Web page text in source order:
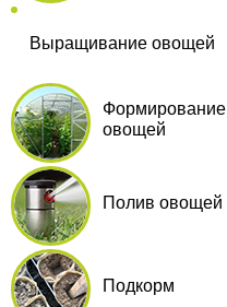
Выращивание овощей
Формирование
овощей
Полив овощей
Подкорм